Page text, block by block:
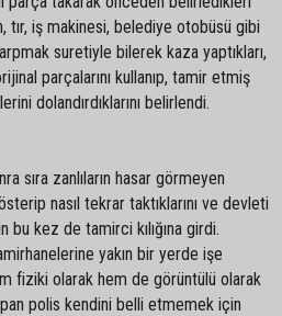
tır, iş makinesi, belediye otobüsü gibi
suretiyle bilerek kaza yaptıkları,
parçalarını kullanıp, tamir etmiş
dolandırdıklarını belirlendi.
sıra zanlıların hasar görmeyen
nasıl tekrar taktıklarını ve devleti
bu kez de tamirci kılığına girdi.
yakın bir yerde işe
fiziki olarak hem de görüntülü olarak
polis kendini belli etmemek için